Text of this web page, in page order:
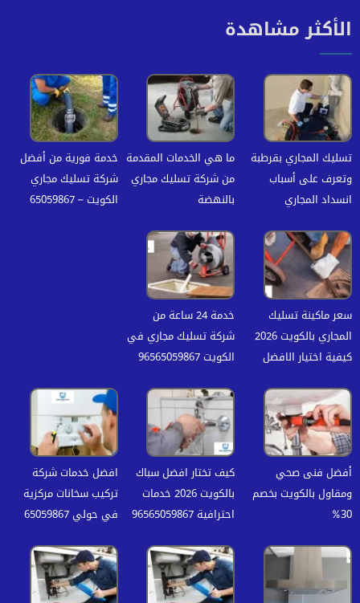
الأكثر مشاهدة
تسليك المجاري بقرطبة
وتعرف على أسباب
انسداد المجاري
ما هي الخدمات المقدمة
من شركة تسليك مجاري
بالنهضة
خدمة فورية من أفضل
شركة تسليك مجاري
الكويت – 65059867
سعر ماكينة تسليك
المجاري بالكويت 2026
كيفية اختيار الافضل
خدمة 24 ساعة من
شركة تسليك مجاري في
الكويت 96565059867
أفضل فنى صحي
ومقاول بالكويت بخصم
30%
كيف تختار افضل سباك
بالكويت 2026 خدمات
احترافية 96565059867
افضل خدمات شركة
تركيب سخانات مركزية
في حولي‏ 65059867